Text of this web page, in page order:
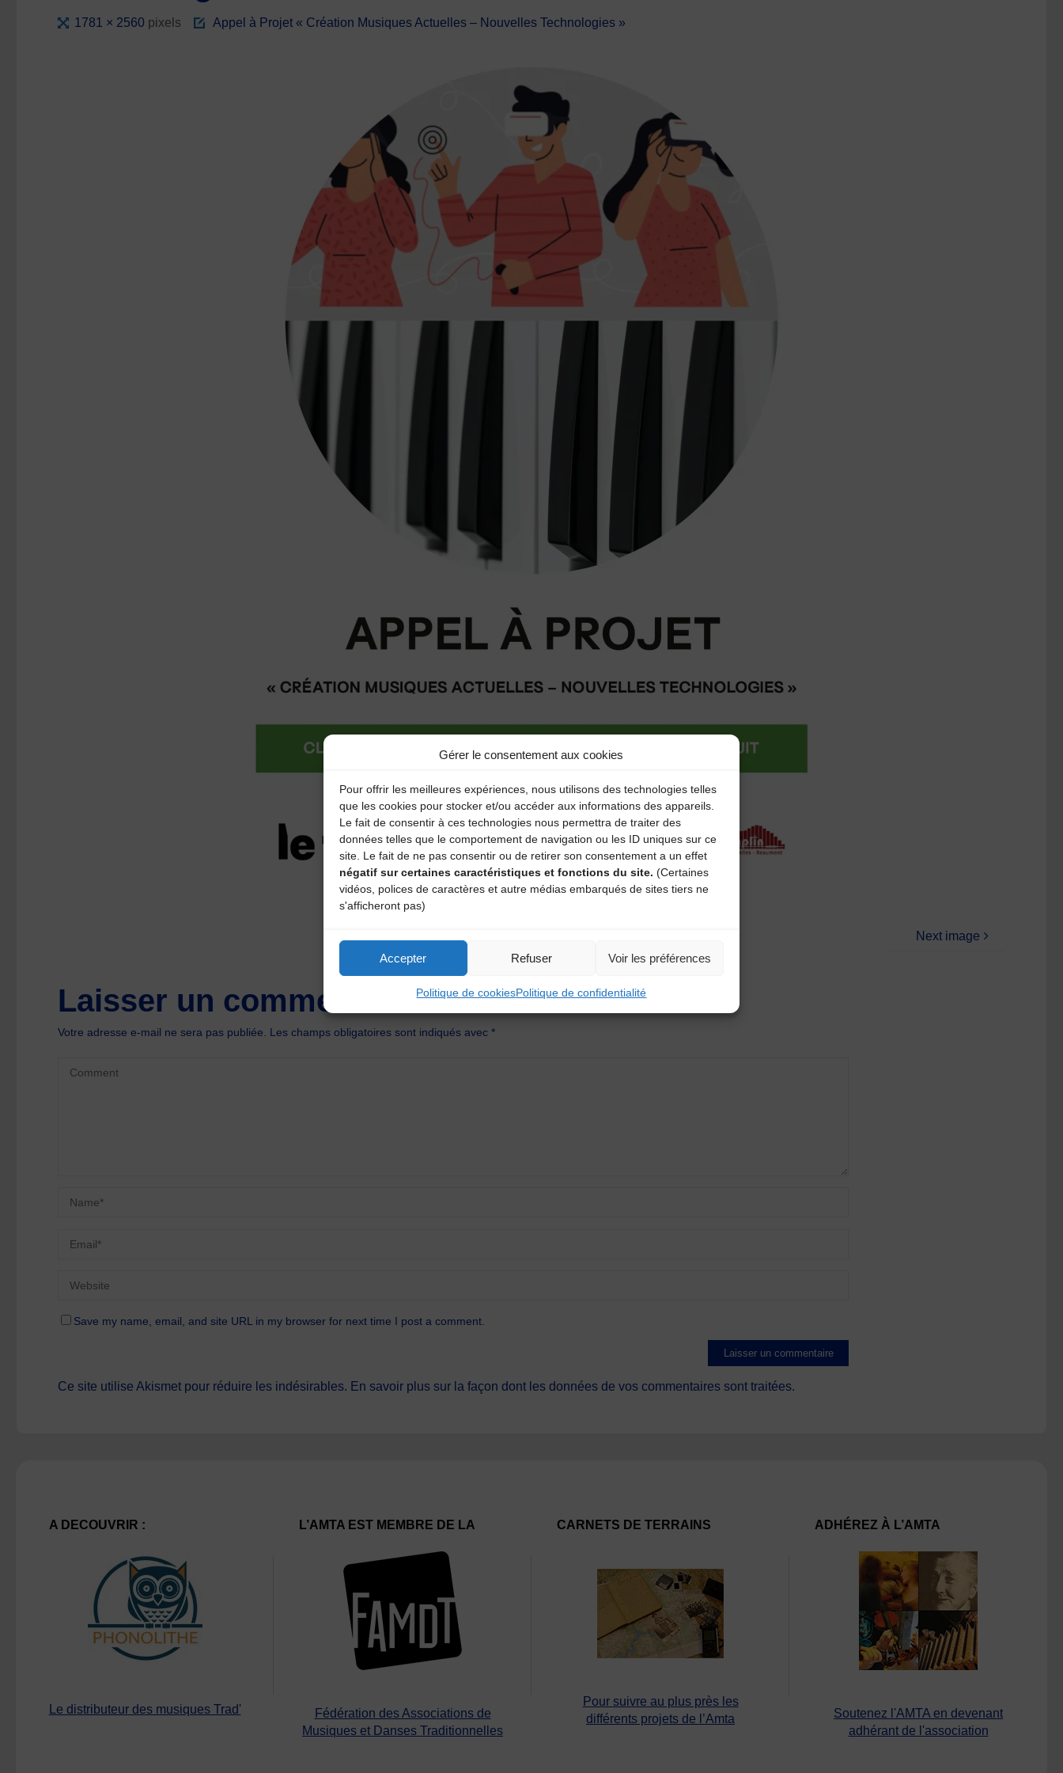
Gérer le consentement aux cookies
Pour offrir les meilleures expériences, nous utilisons des technologies telles
que les cookies pour stocker et/ou accéder aux informations des appareils.
Le fait de consentir à ces technologies nous permettra de traiter des
données telles que le comportement de navigation ou les ID uniques sur ce
site. Le fait de ne pas consentir ou de retirer son consentement a un effet
négatif sur certaines caractéristiques et fonctions du site. (Certaines
vidéos, polices de caractères et autre médias embarqués de sites tiers ne
s'afficheront pas)
Accepter Refuser Voir les préférences
Politique de cookiesPolitique de confidentialité
Full1781 × 2560 pixels Appel à Projet « Création Musiques Actuelles – Nouvelles Technologies »
Next image
Laisser un commentaire
Votre adresse e-mail ne sera pas publiée. Les champs obligatoires sont indiqués avec*
Save my name, email, and site URL in my browser for next time I post a comment.
Ce site utilise Akismet pour réduire les indésirables. En savoir plus sur la façon dont les données de vos commentaires sont traitées.
A DECOUVRIR :
Le distributeur des musiques Trad'
L’AMTA EST MEMBRE DE LA
Fédération des Associations de
Musiques et Danses Traditionnelles
CARNETS DE TERRAINS
Pour suivre au plus près les
différents projets de l’Amta
ADHÉREZ À L’AMTA
Soutenez l'AMTA en devenant
adhérant de l'association